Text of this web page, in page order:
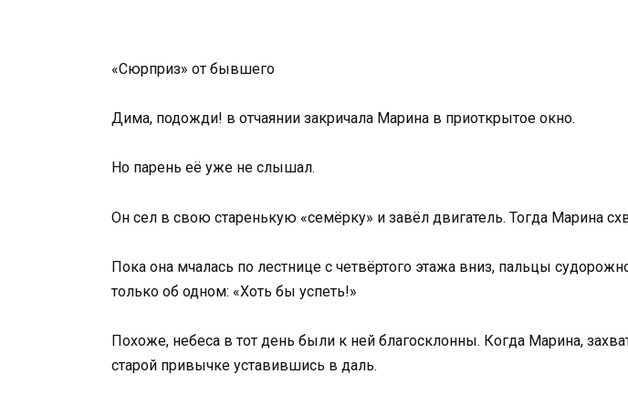
«Сюрприз» от бывшего
Дима, подожди! в отчаянии закричала Марина в приоткрытое окно.
Но парень её уже не слышал.
Он сел в свою старенькую «семёрку» и завёл двигатель. Тогда Марина
Пока она мчалась по лестнице с четвёртого этажа вниз, пальцы
только об одном: «Хоть бы успеть!»
Похоже, небеса в тот день были к ней благосклонны. Когда Марина,
старой привычке уставившись в даль.